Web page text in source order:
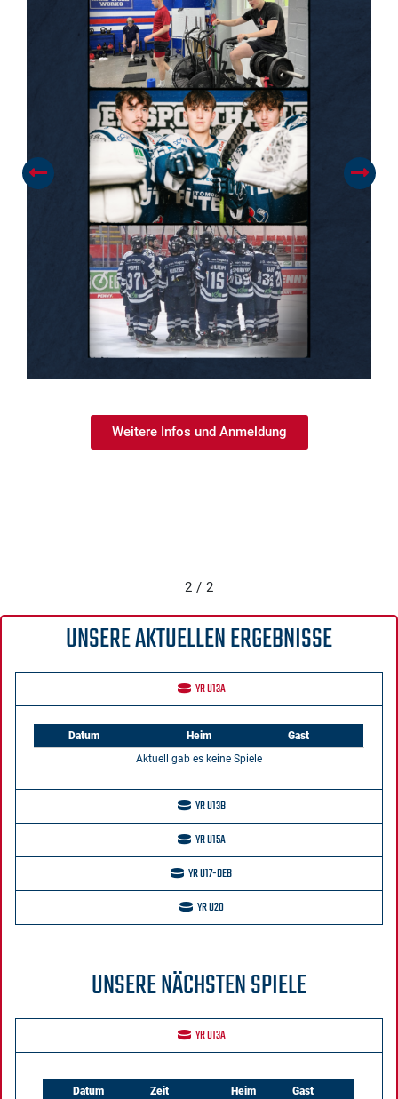
Weitere Infos und Anmeldung
2 / 2
UNSERE AKTUELLEN ERGEBNISSE
YR U13A
Datum Heim
Gast
Aktuell gab es keine Spiele
YR U13B
YR U15A
YR U17-DEB
YR U20
UNSERE NÄCHSTEN SPIELE
YR U13A
Datum Zeit Heim Gast